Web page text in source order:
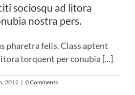
sociosqu ad litora
nostra pers.
pharetra felis. Class aptent
torquent per conubia [...]
2012 | 0 Comments